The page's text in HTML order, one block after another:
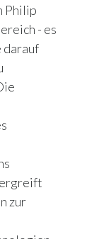
Philip
- es
zur